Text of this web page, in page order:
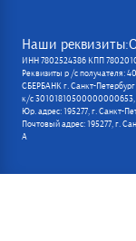
Наши
ИНН 7802524386 КПП
Реквизиты р /с
СБЕРБАНК г. Санкт-Петербург
к/с
Юр. адрес: 195277, г. Санкт-
Почтовый адрес: 195277, г.
А